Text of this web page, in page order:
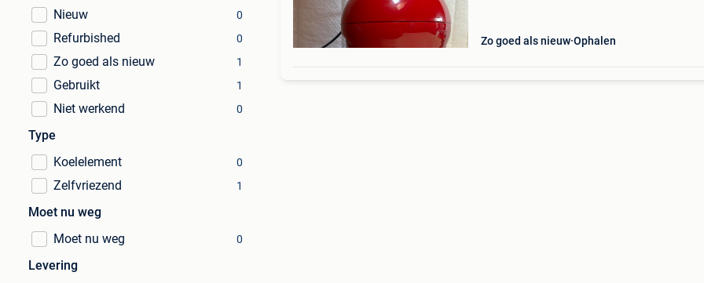
Nieuw
0
Refurbished 0
Zo goed als nieuw 1
Gebruikt 1
Niet werkend 0
Type
Koelelement
0
Zelfvriezend 1
Moet nu weg
Moet nu weg
0
Levering
Zo goed als nieuw Ophalen